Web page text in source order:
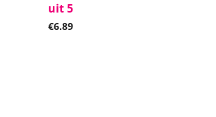
uit 5
€6.89